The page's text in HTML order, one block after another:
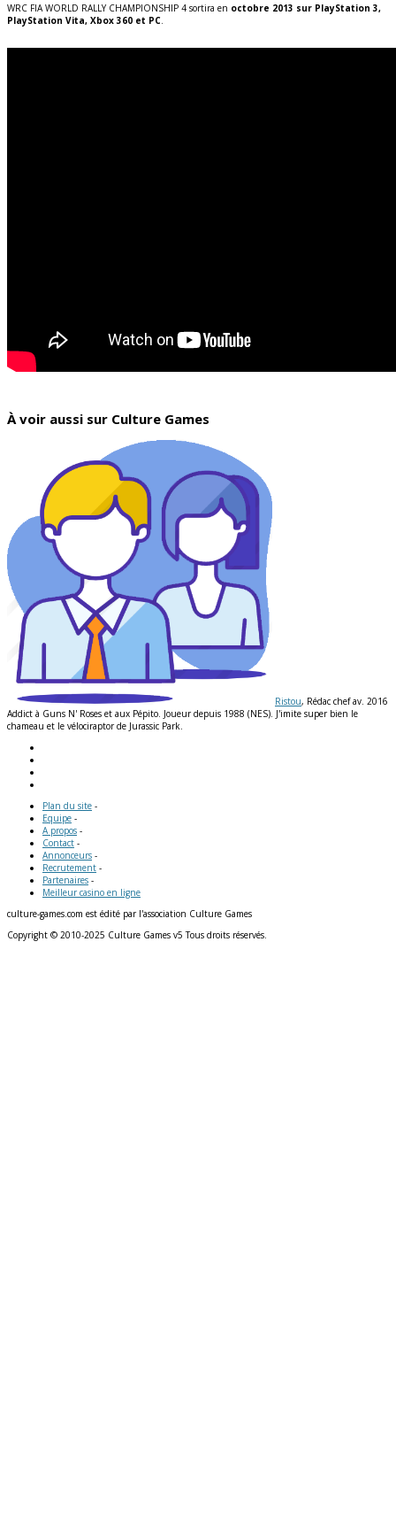
WRC FIA WORLD RALLY CHAMPIONSHIP 4 sortira en octobre 2013 sur PlayStation 3,
PlayStation Vita, Xbox 360 et PC.
À voir aussi sur Culture Games
Ristou, Rédac chef av. 2016
Addict à Guns N' Roses et aux Pépito. Joueur depuis 1988 (NES). J'imite super bien le
chameau et le vélociraptor de Jurassic Park.
Plan du site -
Equipe -
A propos -
Contact -
Annonceurs -
Recrutement -
Partenaires -
Meilleur casino en ligne
culture-games.com est édité par l'association Culture Games
Copyright © 2010-2025 Culture Games v5 Tous droits réservés.